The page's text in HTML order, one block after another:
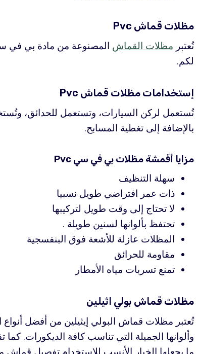
مظلات قماش Pvc
تُعتبر مظلات القماش
لكم.
إستخدامات مظلات قماش Pvc
تُستعمل لركن السيارات، وتستعمل للحدائق،
بالإضافة إلى تغطية المسابح.
مزايا أقمشة مظلات بي في سي Pvc
سهلة التنظيف
ذات عمر افتراضي طويل نسبيا
لا تحتاج إلى وقت طويل لتركيبها
تحتفظ بألوانها لسنين طويلة .
المظلات عازلة للأشعة فوق البنفسجية
مقاومة للحرائق
تمنع تسربات مياه الأمطار
مظلات قماش بولي اثيلين
تُعتبر مظلات قماش البولي إيثيلين من أفضل
وألوانها الجميلة التي تناسب كافة الديكورات.